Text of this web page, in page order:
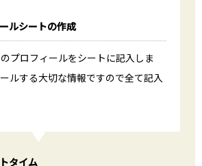
ルシートの作成
プロフィールをシートに記入しま
ルする大切な情報ですので全て記入
タイム